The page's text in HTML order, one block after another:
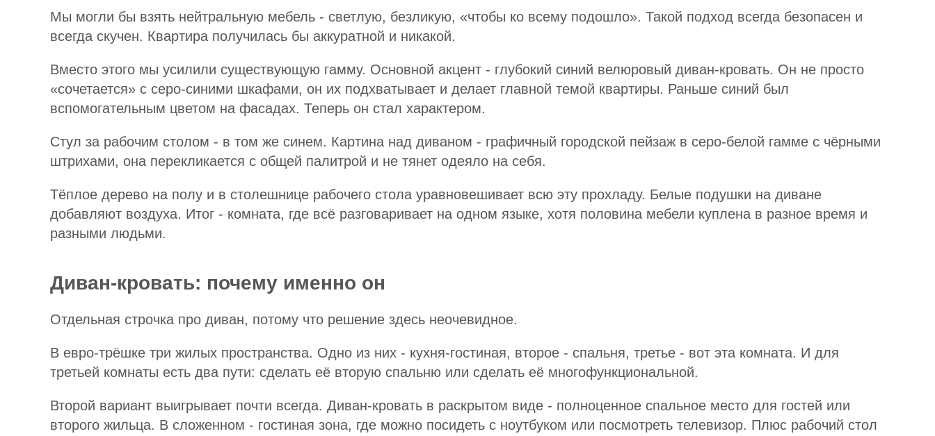
Мы могли бы взять нейтральную мебель - светлую, безликую, «чтобы ко всему подошло». Такой подход всегда безопасен и
всегда скучен. Квартира получилась бы аккуратной и никакой.
Вместо этого мы усилили существующую гамму. Основной акцент - глубокий синий велюровый диван-кровать. Он не просто
«сочетается» с серо-синими шкафами, он их подхватывает и делает главной темой квартиры. Раньше синий был
вспомогательным цветом на фасадах. Теперь он стал характером.
Стул за рабочим столом - в том же синем. Картина над диваном - графичный городской пейзаж в серо-белой гамме с чёрными
штрихами, она перекликается с общей палитрой и не тянет одеяло на себя.
Тёплое дерево на полу и в столешнице рабочего стола уравновешивает всю эту прохладу. Белые подушки на диване
добавляют воздуха. Итог - комната, где всё разговаривает на одном языке, хотя половина мебели куплена в разное время и
разными людьми.
Диван-кровать: почему именно он
Отдельная строчка про диван, потому что решение здесь неочевидное.
В евро-трёшке три жилых пространства. Одно из них - кухня-гостиная, второе - спальня, третье - вот эта комната. И для
третьей комнаты есть два пути: сделать её вторую спальню или сделать её многофункциональной.
Второй вариант выигрывает почти всегда. Диван-кровать в раскрытом виде - полноценное спальное место для гостей или
второго жильца. В сложенном - гостиная зона, где можно посидеть с ноутбуком или посмотреть телевизор. Плюс рабочий стол